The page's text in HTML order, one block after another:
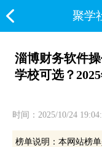
聚学
淄博财务软件
学校可选？
时间：2025/10/24
榜单说明：本网站榜